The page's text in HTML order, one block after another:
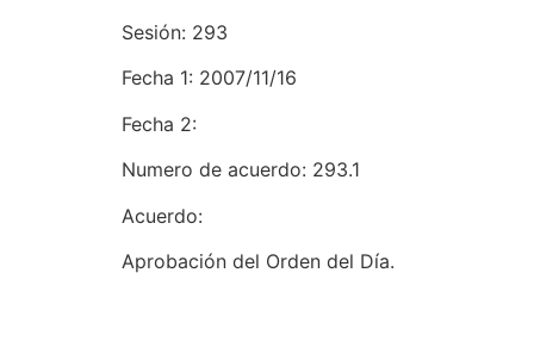
Sesión: 293
Fecha 1: 2007/11/16
Fecha 2:
Numero de acuerdo: 293.1
Acuerdo:
Aprobación del Orden del Día.